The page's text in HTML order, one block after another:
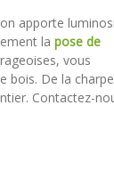
apporte
la pose de
vous
bois. De la
Contactez-